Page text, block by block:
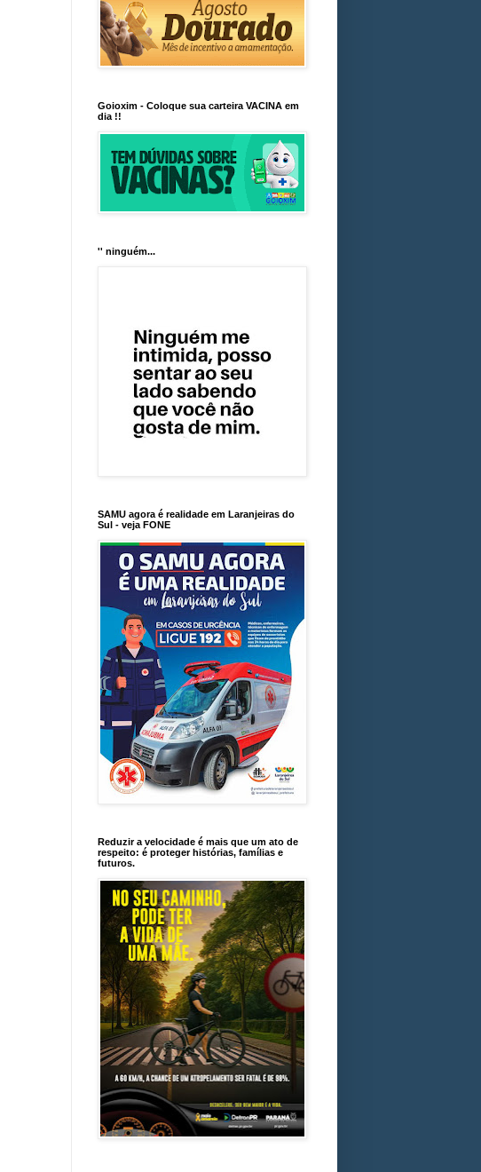
Goioxim - Coloque sua carteira VACINA em
dia !!
'' ninguém...
SAMU agora é realidade em Laranjeiras do
Sul - veja FONE
Reduzir a velocidade é mais que um ato de
respeito: é proteger histórias, famílias e
futuros.